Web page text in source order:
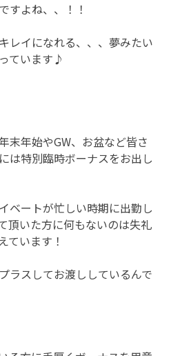
すよね、、！！
レイになれる、、、夢みたい
ています♪
末年始やGW、お盆など皆さ
は特別臨時ボーナスをお出し
ベートが忙しい時期に出勤し
頂いた方に何もないのは失礼
ています！
ラスしてお渡ししているんで